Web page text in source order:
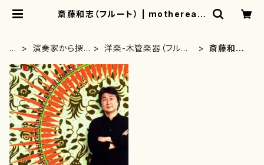
斎藤和志（フルート） | mothereart
H
M
E
演奏家から探
み)
洋楽-木管楽器（フルー
家
斎藤和志